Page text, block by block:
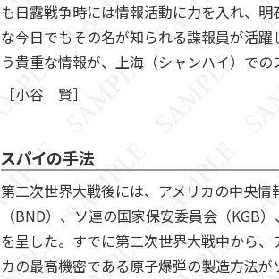
も日露戦争時には情報活動に力を入れ、
な今日でもその名が知られる諜報員が活
う貴重な情報が、上海（シャンハイ）での
［小谷 賢］
スパイの手法
第二次世界大戦後には、アメリカの中央
（BND）、ソ連の国家保安委員会（KGB
を呈した。すでに第二次世界大戦中から
カの最高機密である原子爆弾の製造方法